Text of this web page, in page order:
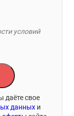
условий
даёте свое
данных и